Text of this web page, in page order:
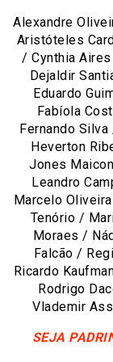
Alexandre
Aristóteles
/ Cynthia
Dejaldir
Eduardo
Fabíola
Fernando
Heverton
Jones
Leandro
Marcelo
Tenório /
Moraes /
Falcão /
Ricardo
Rodrigo
Vlademir
SEJA